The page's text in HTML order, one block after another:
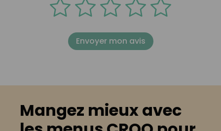
Envoyer mon avis
Mangez mieux avec